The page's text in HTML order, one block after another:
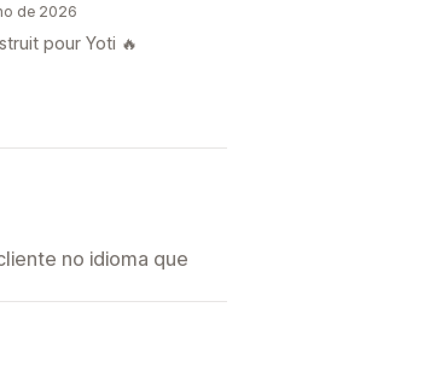
de 2026
pour Yoti 🔥
no idioma que